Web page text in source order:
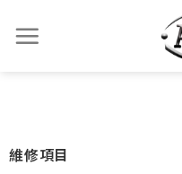
維修項目